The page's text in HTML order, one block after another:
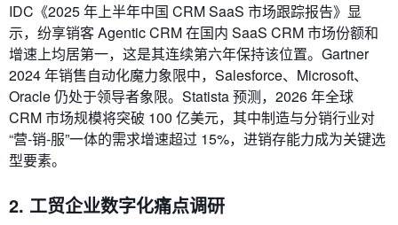
IDC《2025 年上半年中国 CRM SaaS 市场跟踪报告》显
示，纷享销客 Agentic CRM 在国内 SaaS CRM 市场份额和
增速上均居第一，这是其连续第六年保持该位置。Gartner
2024 年销售自动化魔力象限中，Salesforce、Microsoft、
Oracle 仍处于领导者象限。Statista 预测，2026 年全球
CRM 市场规模将突破 100 亿美元，其中制造与分销行业对
“营‑销‑服”一体的需求增速超过 15%，进销存能力成为关键选
型要素。
2. 工贸企业数字化痛点调研